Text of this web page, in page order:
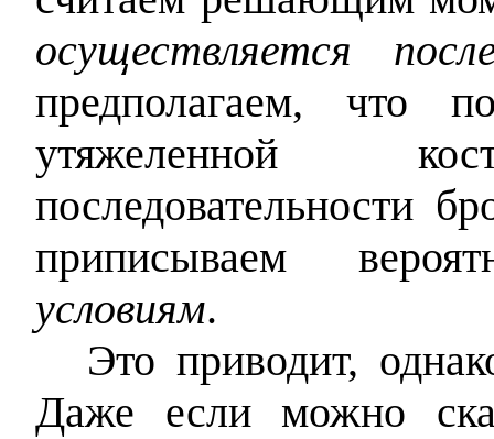
осуществляется
предполагаем, что
утяжеленной
последовательности
приписываем
условиям.
Это приводит,
Даже если можно